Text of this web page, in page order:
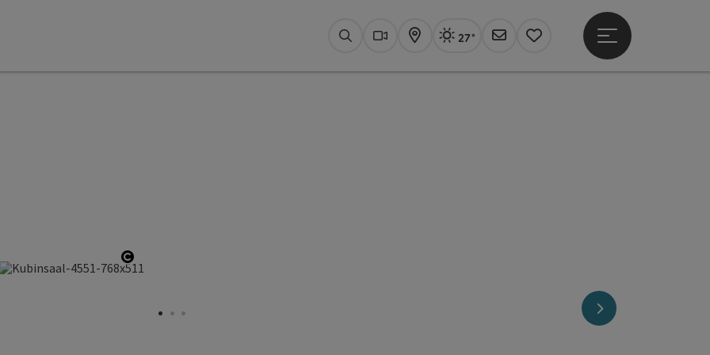
SuchenWebcams
KarteAktuelles Wetter Linz, sonnig
27°
Newsletter
Merkzettel
Hauptmenü öffnen
öffnen Copyright öffnen
nächstes Element